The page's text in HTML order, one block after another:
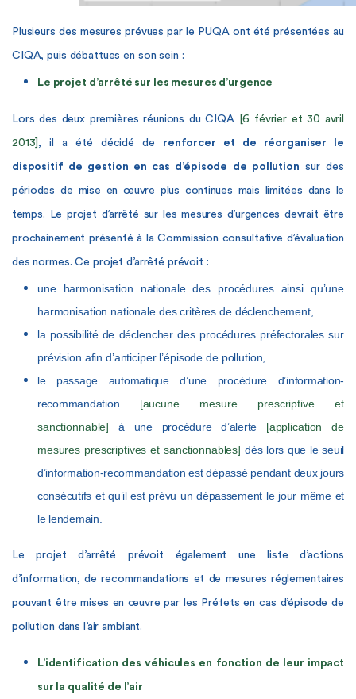
Plusieurs des mesures prévues par le PUQA ont été présentées au
CIQA, puis débattues en son sein :
Le projet d’arrêté sur les mesures d’urgence
Lors des deux premières réunions du CIQA [6 février et 30 avril
2013] , il a été décidé de renforcer et de réorganiser le
dispositif de gestion en cas d’épisode de pollution sur des
périodes de mise en œuvre plus continues mais limitées dans le
temps. Le projet d’arrêté sur les mesures d’urgences devrait être
prochainement présenté à la Commission consultative d’évaluation
des normes. Ce projet d’arrêté prévoit :
une harmonisation nationale des procédures ainsi qu’une
harmonisation nationale des critères de déclenchement,
la possibilité de déclencher des procédures préfectorales sur
prévision afin d’anticiper l’épisode de pollution,
le passage automatique d’une procédure d’information-
recommandation [aucune mesure prescriptive et
sanctionnable]à une procédure d’alerte [application de
mesures prescriptives et sanctionnables]dès lors que le seuil
d’information-recommandation est dépassé pendant deux jours
consécutifs et qu’il est prévu un dépassement le jour même et
le lendemain.
Le projet d’arrêté prévoit également une liste d’actions
d’information, de recommandations et de mesures réglementaires
pouvant être mises en œuvre par les Préfets en cas d’épisode de
pollution dans l’air ambiant.
L’identification des véhicules en fonction de leur impact
sur la qualité de l’air